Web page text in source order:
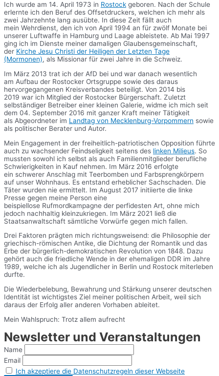
Ich wurde am 14. April 1973 in Rostock geboren. Nach der Schule
erlernte ich den Beruf des Offsetdruckers, welchen ich mehr als
zwei Jahrzehnte lang ausübte. In diese Zeit fällt auch
mein Wehrdienst, den ich von April 1994 an für zwölf Monate bei
unserer Luftwaffe in Hamburg und Laage ableistete. Ab Mai 1997
ging ich im Dienste meiner damaligen Glaubensgemeinschaft,
der Kirche Jesu Christi der Heiligen der Letzten Tage
(Mormonen), als Missionar für zwei Jahre in die Schweiz.
Im März 2013 trat ich der AfD bei und war danach wesentlich
am Aufbau der Rostocker Ortsgruppe sowie des daraus
hervorgegangenen Kreisverbandes beteiligt. Von 2014 bis
2019 war ich Mitglied der Rostocker Bürgerschaft. Zuletzt
selbständiger Betreiber einer kleinen Galerie, widme ich mich seit
dem 04. September 2016 mit ganzer Kraft meiner Tätigkeit
als Abgeordneter im Landtag von Mecklenburg-Vorpommern sowie
als politischer Berater und Autor.
Mein Engagement in der freiheitlich-patriotischen Opposition führte
auch zu wachsender Feindseligkeit seitens des linken Milieus. So
mussten sowohl ich selbst als auch Familienmitglieder berufliche
Schwierigkeiten in Kauf nehmen. Im März 2016 erfolgte
ein schwerer Anschlag mit Teerbomben und Farbsprengkörpern
auf unser Wohnhaus. Es entstand erheblicher Sachschaden. Die
Täter wurden nie ermittelt. Im August 2017 initiierte die linke
Presse gegen meine Person eine
beispiellose Rufmordkampagne der perfidesten Art, ohne mich
jedoch nachhaltig kleinzukriegen. Im März 2021 ließ die
Staatsanwaltschaft sämtliche Vorwürfe gegen mich fallen.
Drei Faktoren prägten mich richtungsweisend: die Philosophie der
griechisch-römischen Antike, die Dichtung der Romantik und das
Erbe der bürgerlich-demokratischen Revolution von 1848. Dazu
gehört auch die friedliche Wende in der ehemaligen DDR im Jahre
1989, welche ich als Jugendlicher in Berlin und Rostock miterleben
durfte.
Die Wiederbelebung, Bewahrung und Stärkung unserer deutschen
Identität ist wichtigstes Ziel meiner politischen Arbeit, weil sich
daraus der Erfolg aller anderen Vorhaben ableitet.
Mein Wahlspruch: Trotz allem aufrecht
Newsletter und Veranstaltungen
Name
Email
Ich akzeptiere die Datenschutzregeln dieser Webseite